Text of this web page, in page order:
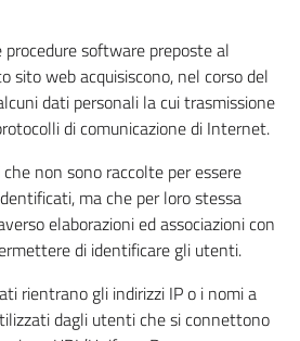
software preposte al
sito web acquisiscono, nel corso del
dati personali la cui trasmissione
di comunicazione di Internet.
non sono raccolte per essere
ma che per loro stessa
elaborazioni ed associazioni con
di identificare gli utenti.
rientrano gli indirizzi IP o i nomi a
dagli utenti che si connettono